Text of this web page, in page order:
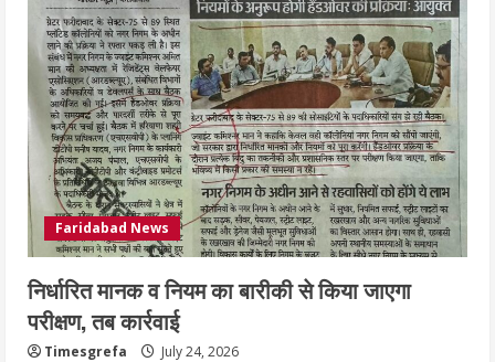
Faridabad News
निर्धारित मानक व नियम का बारीकी से किया जाएगा
परीक्षण, तब कार्रवाई
Timesgrefa July 24, 2026